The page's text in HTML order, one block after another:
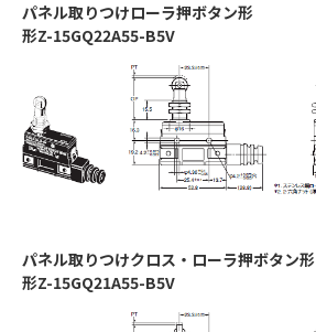
パネル取りつけローラ押ボタン形
形Z-15GQ22A55-B5V
パネル取りつけクロス・ローラ押ボタン形
形Z-15GQ21A55-B5V